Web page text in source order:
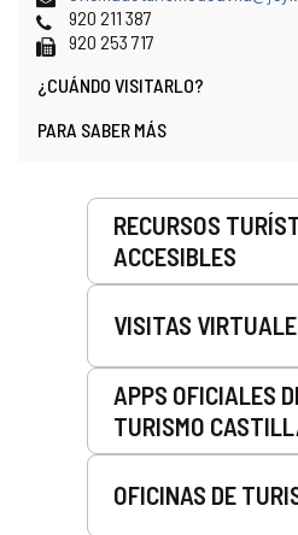
de
correo
electrónico
Teléfonos
920 211 387
Fax 920 253 717
¿CUÁNDO VISITARLO?
PARA SABER MÁS
RECURSOS
ACCESIBLES
VISITAS
APPS OFICIALES
TURISMO
OFICINAS DE